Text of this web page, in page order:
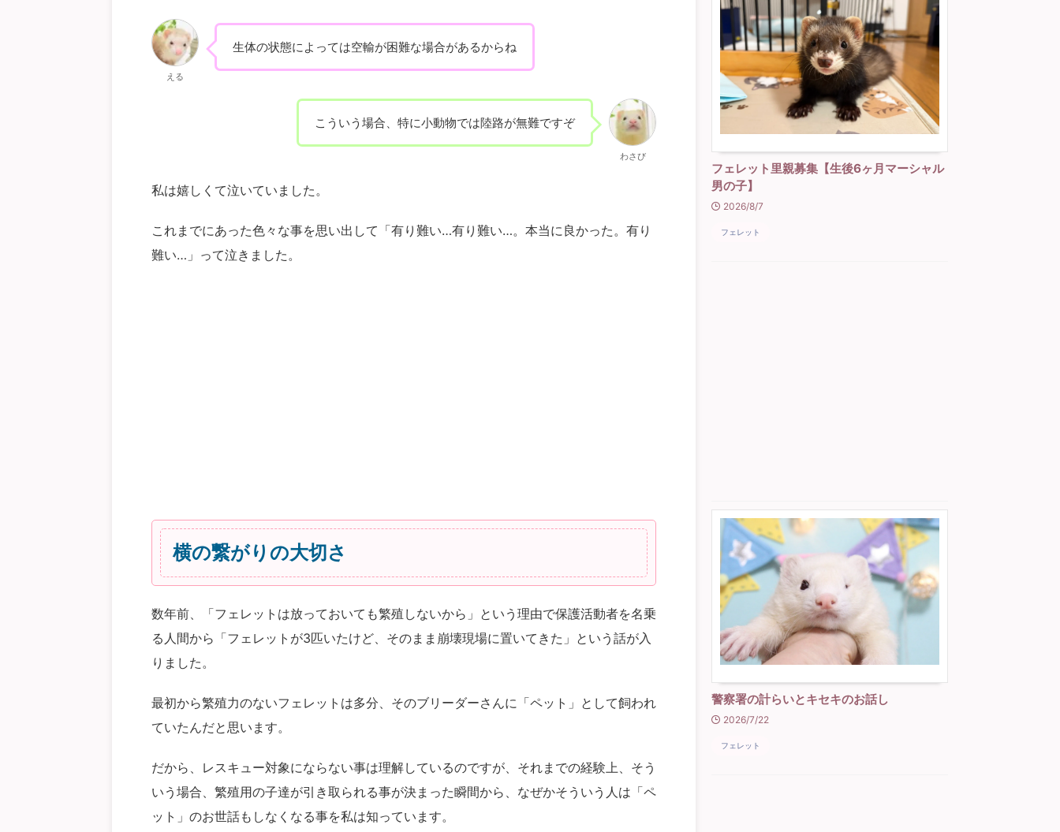
える
生体の状態によっては空輸が困難な場合があるからね
こういう場合、特に小動物では陸路が無難ですぞ
わさび
私は嬉しくて泣いていました。
これまでにあった色々な事を思い出して「有り難い…有り難い…。本当に良かった。有り
難い…」って泣きました。
横の繋がりの大切さ
数年前、「フェレットは放っておいても繁殖しないから」という理由で保護活動者を名乗
る人間から「フェレットが3匹いたけど、そのまま崩壊現場に置いてきた」という話が入
りました。
最初から繁殖力のないフェレットは多分、そのブリーダーさんに「ペット」として飼われ
ていたんだと思います。
だから、レスキュー対象にならない事は理解しているのですが、それまでの経験上、そう
いう場合、繁殖用の子達が引き取られる事が決まった瞬間から、なぜかそういう人は「ペ
ット」のお世話もしなくなる事を私は知っています。
フェレット里親募集【生後6ヶ月マーシャル
男の子】
2026/8/7
フェレット
警察署の計らいとキセキのお話し
2026/7/22
フェレット